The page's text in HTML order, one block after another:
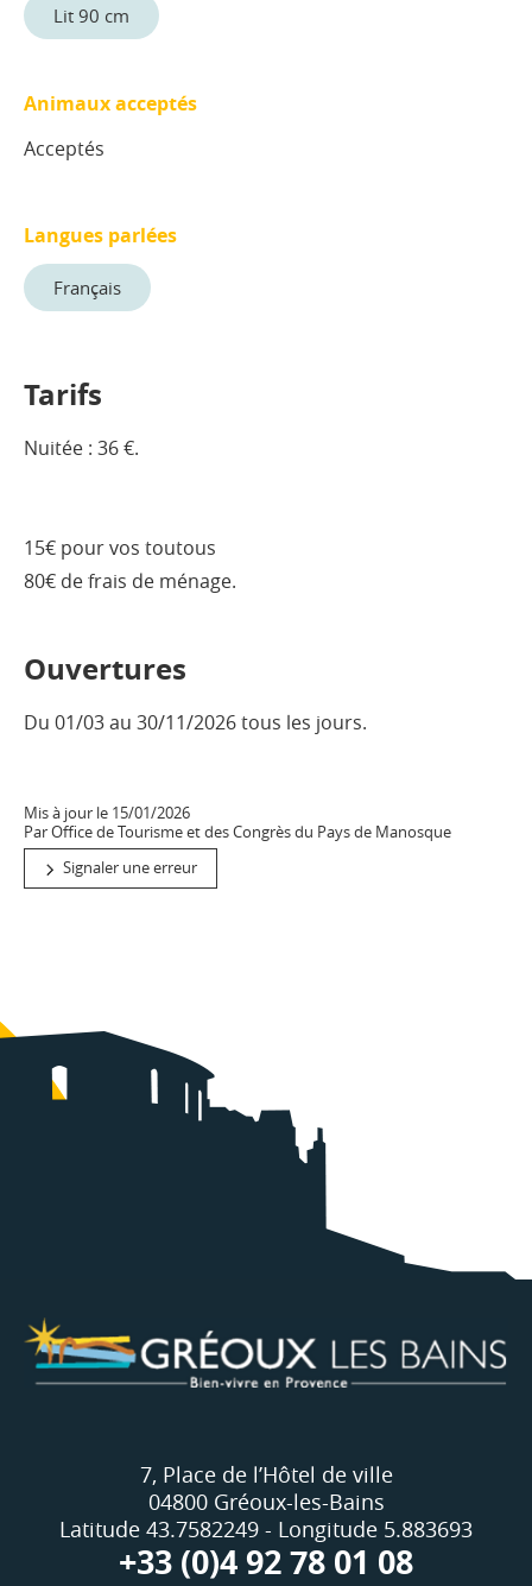
Lit 90 cm
Animaux acceptés
Acceptés
Langues parlées
Français
Tarifs
Nuitée : 36 €.
15€ pour vos toutous
80€ de frais de ménage.
Ouvertures
Du 01/03 au 30/11/2026 tous les jours.
Mis à jour le 15/01/2026
Par Office de Tourisme et des Congrès du Pays de Manosque
Signaler une erreur
7, Place de l’Hôtel de ville
04800 Gréoux-les-Bains
Latitude 43.7582249 - Longitude 5.883693
+33 (0)4 92 78 01 08